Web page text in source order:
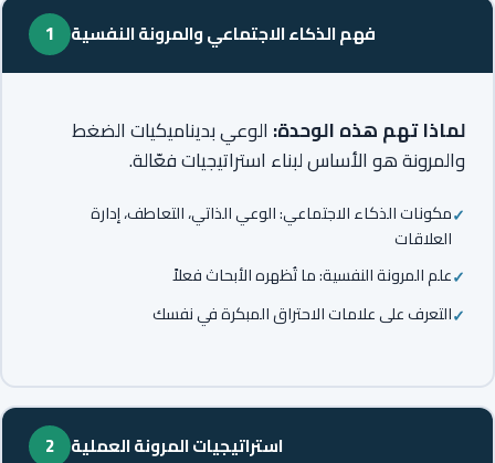
1 فهم الذكاء الاجتماعي والمرونة النفسية
لماذا تهم هذه الوحدة: الوعي بديناميكيات الضغط
والمرونة هو الأساس لبناء استراتيجيات فعّالة.
مكونات الذكاء الاجتماعي: الوعي الذاتي، التعاطف، إدارة
العلاقات
علم المرونة النفسية: ما تُظهره الأبحاث فعلاً
التعرف على علامات الاحتراق المبكرة في نفسك
2 استراتيجيات المرونة العملية